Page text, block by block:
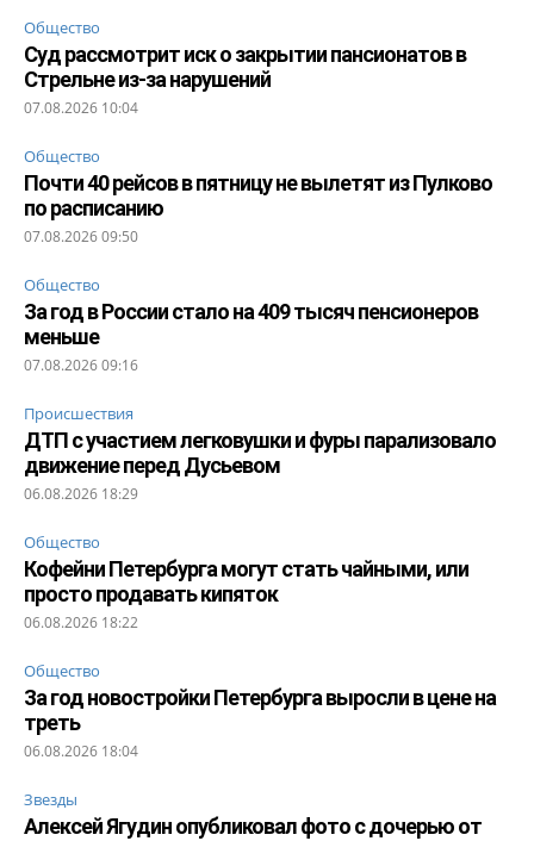
Общество
Суд рассмотрит иск о закрытии пансионатов в
Стрельне из-за нарушений
07.08.2026 10:04
Общество
Почти 40 рейсов в пятницу не вылетят из Пулково
по расписанию
07.08.2026 09:50
Общество
За год в России стало на 409 тысяч пенсионеров
меньше
07.08.2026 09:16
Происшествия
ДТП с участием легковушки и фуры парализовало
движение перед Дусьевом
06.08.2026 18:29
Общество
Кофейни Петербурга могут стать чайными, или
просто продавать кипяток
06.08.2026 18:22
Общество
За год новостройки Петербурга выросли в цене на
треть
06.08.2026 18:04
Звезды
Алексей Ягудин опубликовал фото с дочерью от